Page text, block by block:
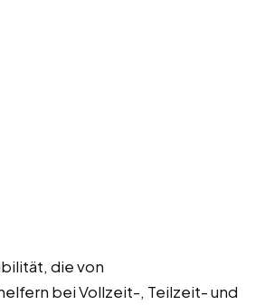
die von
bei Vollzeit-, Teilzeit- und